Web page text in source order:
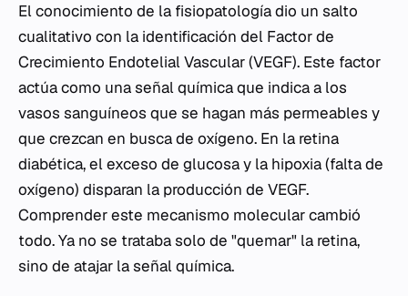
El conocimiento de la fisiopatología dio un salto
cualitativo con la identificación del Factor de
Crecimiento Endotelial Vascular (VEGF). Este factor
actúa como una señal química que indica a los
vasos sanguíneos que se hagan más permeables y
que crezcan en busca de oxígeno. En la retina
diabética, el exceso de glucosa y la hipoxia (falta de
oxígeno) disparan la producción de VEGF.
Comprender este mecanismo molecular cambió
todo. Ya no se trataba solo de "quemar" la retina,
sino de atajar la señal química.